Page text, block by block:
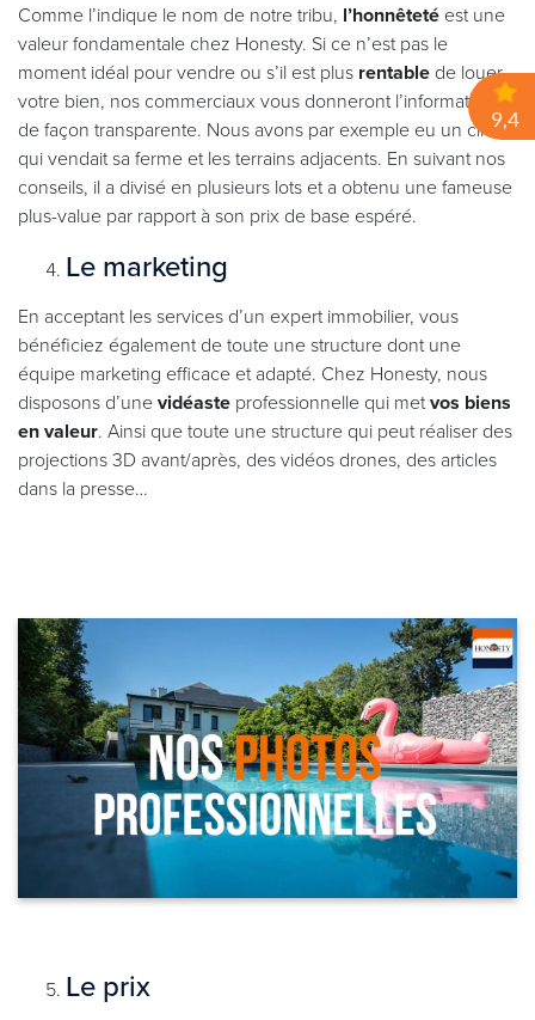
Comme l’indique le nom de notre tribu, l’honnêteté est une
valeur fondamentale chez Honesty. Si ce n’est pas le
moment idéal pour vendre ou s’il est plus rentable de louer
votre bien, nos commerciaux vous donneront l’information
de façon transparente. Nous avons par exemple eu un client
qui vendait sa ferme et les terrains adjacents. En suivant nos
conseils, il a divisé en plusieurs lots et a obtenu une fameuse
plus-value par rapport à son prix de base espéré.
Le marketing
En acceptant les services d’un expert immobilier, vous
bénéficiez également de toute une structure dont une
équipe marketing efficace et adapté. Chez Honesty, nous
disposons d’unevidéaste professionnelle qui metvos biens
en valeur. Ainsi que toute une structure qui peut réaliser des
projections 3D avant/après, des vidéos drones, des articles
dans la presse…
Le prix